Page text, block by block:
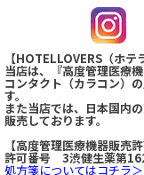
【HOTELLOVERS（ホテ
当店は、『高度管理医療
コンタクト（カラコン）
す。
また当店では、日本国内
販売しております。
【高度管理医療機器販売許
許可番号 3渋健生薬第
処方箋についてはコチラ
最近、こ